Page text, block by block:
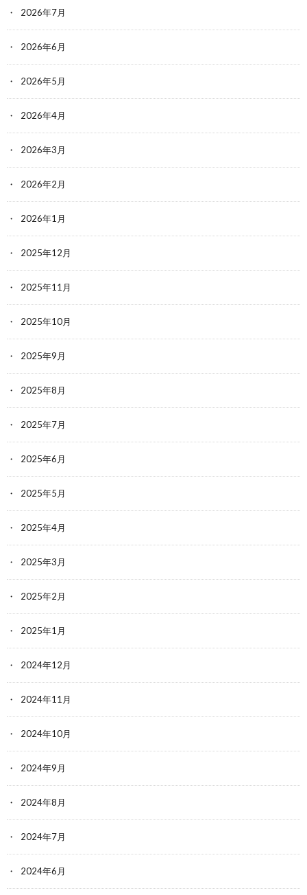
2026年7月
2026年6月
2026年5月
2026年4月
2026年3月
2026年2月
2026年1月
2025年12月
2025年11月
2025年10月
2025年9月
2025年8月
2025年7月
2025年6月
2025年5月
2025年4月
2025年3月
2025年2月
2025年1月
2024年12月
2024年11月
2024年10月
2024年9月
2024年8月
2024年7月
2024年6月